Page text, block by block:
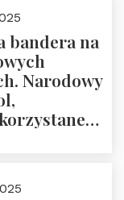
prof.
bandera na
Narodowy